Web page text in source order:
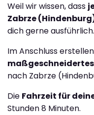
Weil wir wissen, dass
Zabrze
dich gerne ausführlich.
Im Anschluss
nach Zabrze
Die Fahrzeit für
Stunden 8 Minuten.